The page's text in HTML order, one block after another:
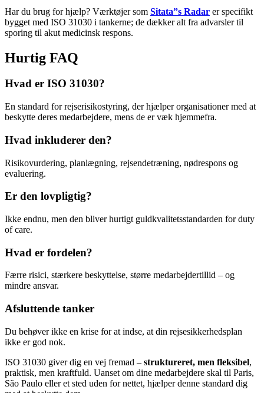
Har du brug for hjælp? Værktøjer som Sitata”s Radar er specifikt
bygget med ISO 31030 i tankerne; de dækker alt fra advarsler til
sporing til akut medicinsk respons.
Hurtig FAQ
Hvad er ISO 31030?
En standard for rejserisikostyring, der hjælper organisationer med at
beskytte deres medarbejdere, mens de er væk hjemmefra.
Hvad inkluderer den?
Risikovurdering, planlægning, rejsendetræning, nødrespons og
evaluering.
Er den lovpligtig?
Ikke endnu, men den bliver hurtigt guldkvalitetsstandarden for duty
of care.
Hvad er fordelen?
Færre risici, stærkere beskyttelse, større medarbejdertillid – og
mindre ansvar.
Afsluttende tanker
Du behøver ikke en krise for at indse, at din rejsesikkerhedsplan
ikke er god nok.
ISO 31030 giver dig en vej fremad – struktureret, men fleksibel,
praktisk, men kraftfuld. Uanset om dine medarbejdere skal til Paris,
São Paulo eller et sted uden for nettet, hjælper denne standard dig